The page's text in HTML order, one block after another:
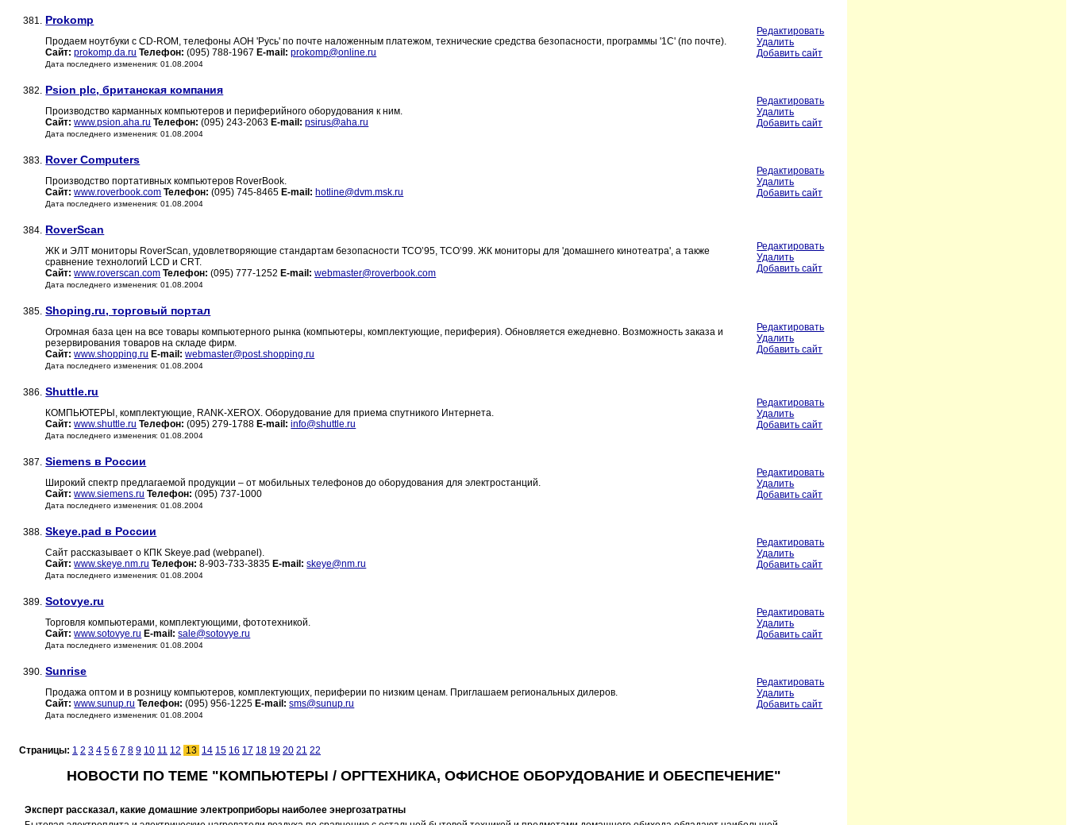
381. Prokomp
Продаем ноутбуки с CD-ROM, телефоны АОН 'Русь' по почте наложенным платежом, технические средства безопасности, программы '1С' (по почте).
Сайт: prokomp.da.ru Телефон: (095) 788-1967 E-mail: prokomp@online.ru
Дата последнего изменения: 01.08.2004
Редактировать
Удалить
Добавить сайт
382. Psion plc, британская компания
Производство карманных компьютеров и периферийного оборудования к ним.
Сайт: www.psion.aha.ru Телефон: (095) 243-2063 E-mail: psirus@aha.ru
Дата последнего изменения: 01.08.2004
Редактировать
Удалить
Добавить сайт
383. Rover Computers
Производство портативных компьютеров RoverBook.
Сайт: www.roverbook.com Телефон: (095) 745-8465 E-mail: hotline@dvm.msk.ru
Дата последнего изменения: 01.08.2004
Редактировать
Удалить
Добавить сайт
384. RoverScan
ЖК и ЭЛТ мониторы RoverScan, удовлетворяющие стандартам безопасности TCO’95, TCO’99. ЖК мониторы для 'домашнего кинотеатра', а также
сравнение технологий LCD и CRT.
Сайт: www.roverscan.com Телефон: (095) 777-1252 E-mail: webmaster@roverbook.com
Дата последнего изменения: 01.08.2004
Редактировать
Удалить
Добавить сайт
385. Shoping.ru, торговый портал
Огромная база цен на все товары компьютерного рынка (компьютеры, комплектующие, периферия). Обновляется ежедневно. Возможность заказа и
резервирования товаров на складе фирм.
Сайт: www.shopping.ru E-mail: webmaster@post.shopping.ru
Дата последнего изменения: 01.08.2004
Редактировать
Удалить
Добавить сайт
386. Shuttle.ru
КОМПЬЮТЕРЫ, комплектующие, RANK-XEROX. Оборудование для приема спутникого Интернета.
Сайт: www.shuttle.ru Телефон: (095) 279-1788 E-mail: info@shuttle.ru
Дата последнего изменения: 01.08.2004
Редактировать
Удалить
Добавить сайт
387. Siemens в России
Широкий спектр предлагаемой продукции – от мобильных телефонов до оборудования для электростанций.
Сайт: www.siemens.ru Телефон: (095) 737-1000
Дата последнего изменения: 01.08.2004
Редактировать
Удалить
Добавить сайт
388. Skeye.pad в России
Сайт рассказывает о КПК Skeye.pad (webpanel).
Сайт: www.skeye.nm.ru Телефон: 8-903-733-3835 E-mail: skeye@nm.ru
Дата последнего изменения: 01.08.2004
Редактировать
Удалить
Добавить сайт
389. Sotovye.ru
Торговля компьютерами, комплектующими, фототехникой.
Сайт: www.sotovye.ru E-mail: sale@sotovye.ru
Дата последнего изменения: 01.08.2004
Редактировать
Удалить
Добавить сайт
390. Sunrise
Продажа оптом и в розницу компьютеров, комплектующих, периферии по низким ценам. Приглашаем региональных дилеров.
Сайт: www.sunup.ru Телефон: (095) 956-1225 E-mail: sms@sunup.ru
Дата последнего изменения: 01.08.2004
Редактировать
Удалить
Добавить сайт
Страницы: 1 2 3 4 5 6 7 8 9 10 11 12 13 14 15 16 17 18 19 20 21 22
НОВОСТИ ПО ТЕМЕ "КОМПЬЮТЕРЫ / ОРГТЕХНИКА, ОФИСНОЕ ОБОРУДОВАНИЕ И ОБЕСПЕЧЕНИЕ"
Эксперт рассказал, какие домашние электроприборы наиболее энергозатратны